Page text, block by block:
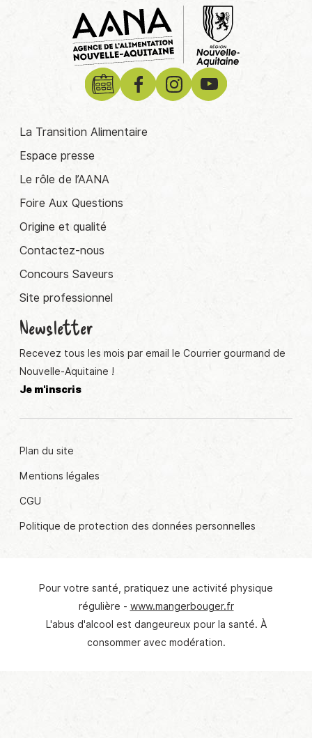
La Transition Alimentaire
Espace presse
Le rôle de l’AANA
Foire Aux Questions
Origine et qualité
Contactez-nous
Concours Saveurs
Site professionnel
Newsletter
Recevez tous les mois par email le Courrier gourmand de
Nouvelle-Aquitaine !
Je m'inscris
Plan du site
Mentions légales
CGU
Politique de protection des données personnelles
Pour votre santé, pratiquez une activité physique
régulière - www.mangerbouger.fr
L'abus d'alcool est dangeureux pour la santé. À
consommer avec modération.